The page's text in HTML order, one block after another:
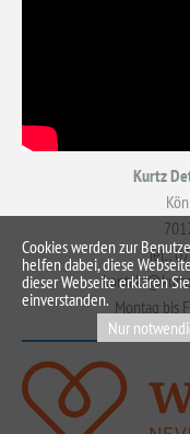
Kurtz
Tel.:
Montag bis
Cookies werden zur
helfen dabei, diese
dieser Webseite erklären
einverstanden.
Nur